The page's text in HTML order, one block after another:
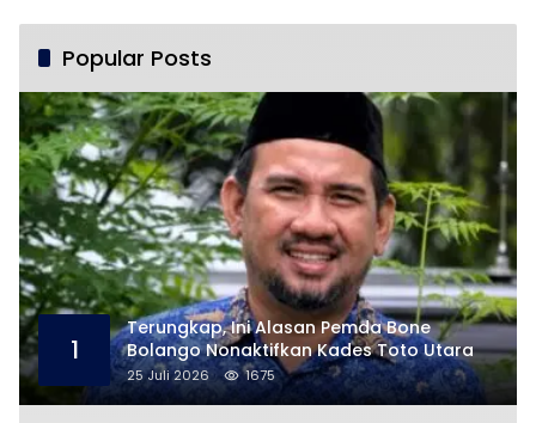
Popular Posts
1
Terungkap, Ini Alasan Pemda Bone
Bolango Nonaktifkan Kades Toto Utara
25 Juli 2026 1675